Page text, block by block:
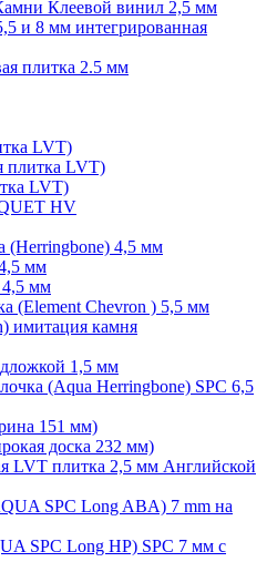
Клеевой винил 2,5 мм
и 8 мм интегрированная
плитка 2.5 мм
LVT)
плитка LVT)
LVT)
HV
(Herringbone) 4,5 мм
мм
4,5 мм
(Element Chevron ) 5,5 мм
имитация камня
1,5 мм
(Aqua Herringbone) SPC 6,5
151 мм)
доска 232 мм)
LVT плитка 2,5 мм Английской
SPC Long ABA) 7 mm на
SPC Long HP) SPC 7 мм с